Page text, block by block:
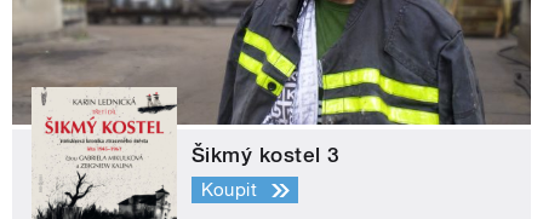
Šikmý kostel 3
Koupit